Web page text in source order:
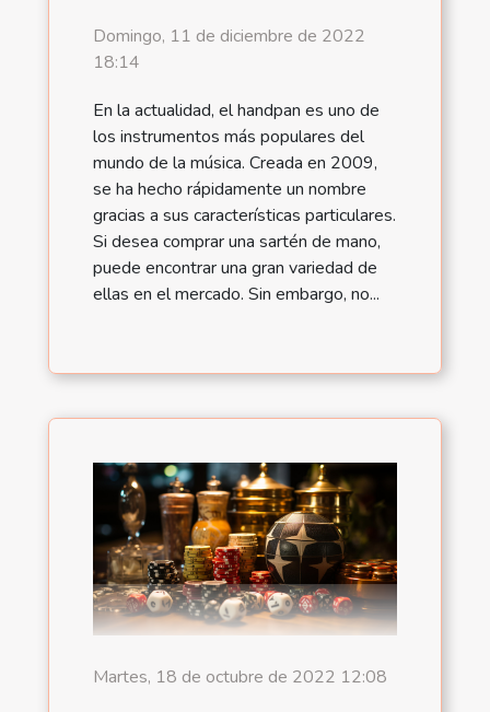
Domingo, 11 de diciembre de 2022
18:14
En la actualidad, el handpan es uno de
los instrumentos más populares del
mundo de la música. Creada en 2009,
se ha hecho rápidamente un nombre
gracias a sus características particulares.
Si desea comprar una sartén de mano,
puede encontrar una gran variedad de
ellas en el mercado. Sin embargo, no...
Martes, 18 de octubre de 2022 12:08